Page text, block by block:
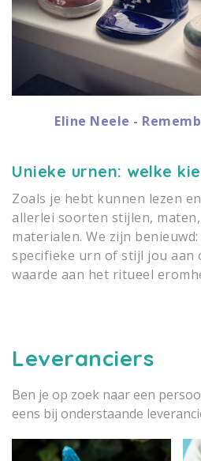
Eline Neele -
Unieke urnen: welke
Zoals je hebt kunnen lezen
allerlei soorten stijlen,
materialen. We zijn
specifieke urn of stijl jou aan
waarde aan het ritueel
Leveranciers
Ben je op zoek naar een
eens bij onderstaande